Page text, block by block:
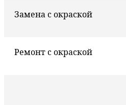
Замена с окраской
Ремонт с окраской